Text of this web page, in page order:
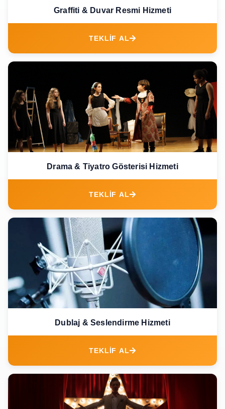
Graffiti & Duvar Resmi Hizmeti
TEKLİF AL
Drama & Tiyatro Gösterisi Hizmeti
TEKLİF AL
Dublaj & Seslendirme Hizmeti
TEKLİF AL